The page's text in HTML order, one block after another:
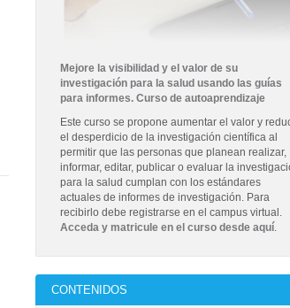
Mejore la visibilidad y el valor de su
investigación para la salud usando las guías
para informes. Curso de autoaprendizaje
Este curso se propone aumentar el valor y
el desperdicio de la investigación científica al
permitir que las personas que planean realizar,
informar, editar, publicar o evaluar la
para la salud cumplan con los estándares
actuales de informes de investigación. Para
recibirlo debe registrarse en el campus virtual.
Acceda y matricule en el curso desde aquí.
CONTENIDOS